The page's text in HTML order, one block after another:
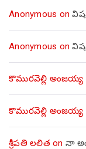
Anonymous on
Anonymous on
కొమురవెల్లి అంజయ్య
కొమురవెల్లి అంజయ్య
శ్రీపతి లలిత on నా